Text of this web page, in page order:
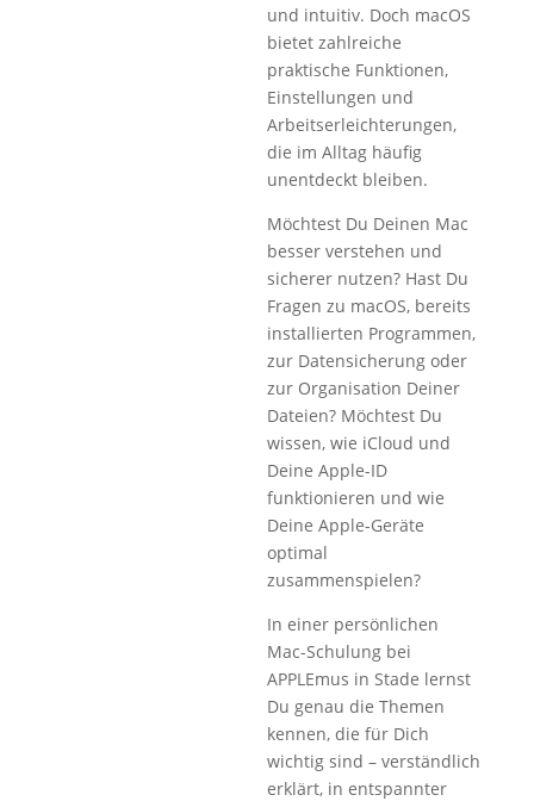
und intuitiv. Doch macOS
bietet zahlreiche
praktische Funktionen,
Einstellungen und
Arbeitserleichterungen,
die im Alltag häufig
unentdeckt bleiben.
Möchtest Du Deinen Mac
besser verstehen und
sicherer nutzen? Hast Du
Fragen zu macOS, bereits
installierten Programmen,
zur Datensicherung oder
zur Organisation Deiner
Dateien? Möchtest Du
wissen, wie iCloud und
Deine Apple-ID
funktionieren und wie
Deine Apple-Geräte
optimal
zusammenspielen?
In einer persönlichen
Mac-Schulung bei
APPLEmus in Stade lernst
Du genau die Themen
kennen, die für Dich
wichtig sind – verständlich
erklärt, in entspannter